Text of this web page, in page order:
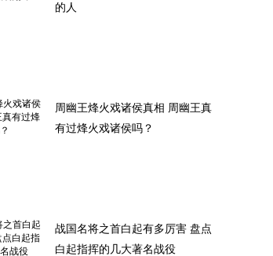
的人
周幽王烽火戏诸侯真相 周幽王真
有过烽火戏诸侯吗？
战国名将之首白起有多厉害 盘点
白起指挥的几大著名战役